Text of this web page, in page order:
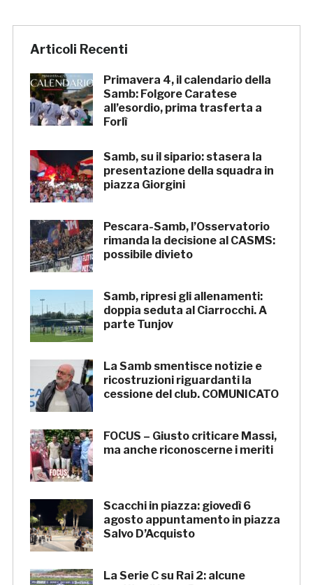
Articoli Recenti
Primavera 4, il calendario della
Samb: Folgore Caratese
all’esordio, prima trasferta a
Forlì
Samb, su il sipario: stasera la
presentazione della squadra in
piazza Giorgini
Pescara-Samb, l’Osservatorio
rimanda la decisione al CASMS:
possibile divieto
Samb, ripresi gli allenamenti:
doppia seduta al Ciarrocchi. A
parte Tunjov
La Samb smentisce notizie e
ricostruzioni riguardanti la
cessione del club. COMUNICATO
FOCUS – Giusto criticare Massi,
ma anche riconoscerne i meriti
Scacchi in piazza: giovedì 6
agosto appuntamento in piazza
Salvo D’Acquisto
La Serie C su Rai 2: alcune